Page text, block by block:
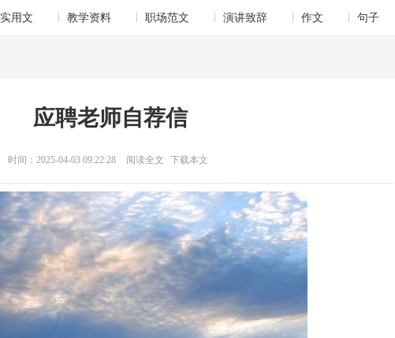
实用文 教学资料 职场范文 演讲致辞 作文 句子
应聘老师自荐信
时间：2025-04-03 09:22:28 阅读全文 下载本文